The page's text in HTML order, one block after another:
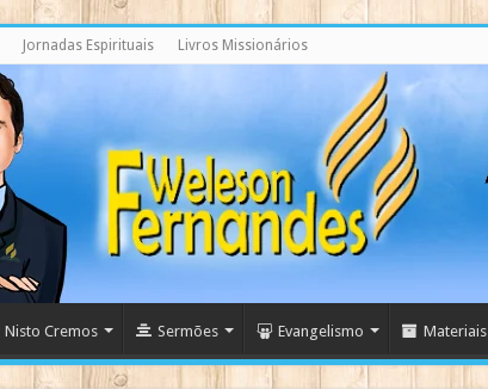
Jornadas Espirituais Livros Missionários
Nisto Cremos Sermões Evangelismo Materiais